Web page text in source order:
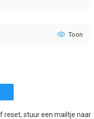
Toon
reset, stuur een mailtje naar